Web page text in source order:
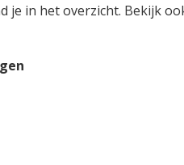
je in het overzicht. Bekijk